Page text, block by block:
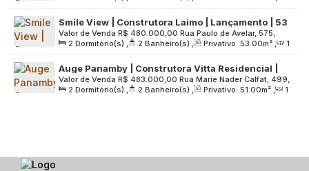
Paulo, Brasil
Sala(s) , 1 Suíte(s) , 1 Vaga(s) , Útil: 50.00m² ,
Terreno:
873.00 m²
Smile View | Construtora Laimo | Lançamento | 53
metros | 02 dormitórios | suíte | varanda gourmet |
01 vaga
R$ 480.000,00
Valor de Venda
Rua Paulo de Avelar, 575,
Zona Norte, 02243-010, Vila Dom Pedro II, São Paulo, São
Paulo, Brasil
2 Dormitório(s) , 2 Banheiro(s) , Privativo: 53.00m² ,
1
Sala(s) , 1 Suíte(s) , 1 Vaga(s) , Útil: 53.00m² ,
Terreno:
873.00m²
Auge Panamby | Construtora Vitta Residencial |
Construção | 51 metros | 02 dormitórios | suíte |
varanda | 01 vaga
R$ 483.000,00
Valor de Venda
Rua Marie Nader Calfat, 499,
Zona Sul, 05713-520, Jardim Ampliação, São Paulo, São
2 Dormitório(s) , 2 Banheiro(s) , Privativo: 51.00m² ,
1